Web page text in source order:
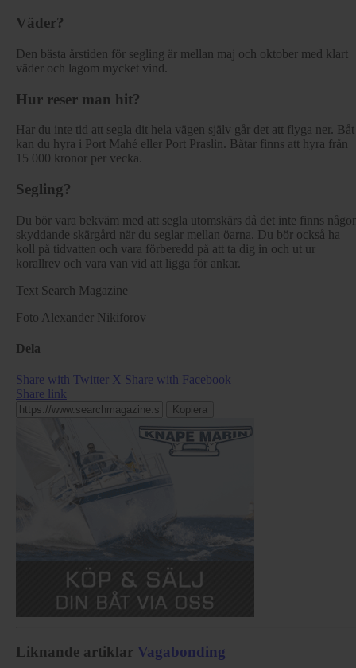
Väder?
Den bästa årstiden för segling är mellan maj och oktober med klart
väder och lagom mycket vind.
Hur reser man hit?
Har du inte tid att segla dit hela vägen själv går det att flyga ner. Båt
kan du hyra i Port Mahé eller Port Praslin. Båtar finns att hyra från
15 000 kronor per vecka.
Segling?
Du bör vara bekväm med att segla utomskärs då det inte finns
skyddande skärgård när du seglar mellan öarna. Du bör också ha
koll på tidvatten och vara förberedd på att ta dig in och ut ur
korallrev och vara van vid att ligga för ankar.
Text Search Magazine
Foto Alexander Nikiforov
Dela
Share with Twitter X Share with Facebook
Share link
Kopiera
Liknande artiklar Vagabonding